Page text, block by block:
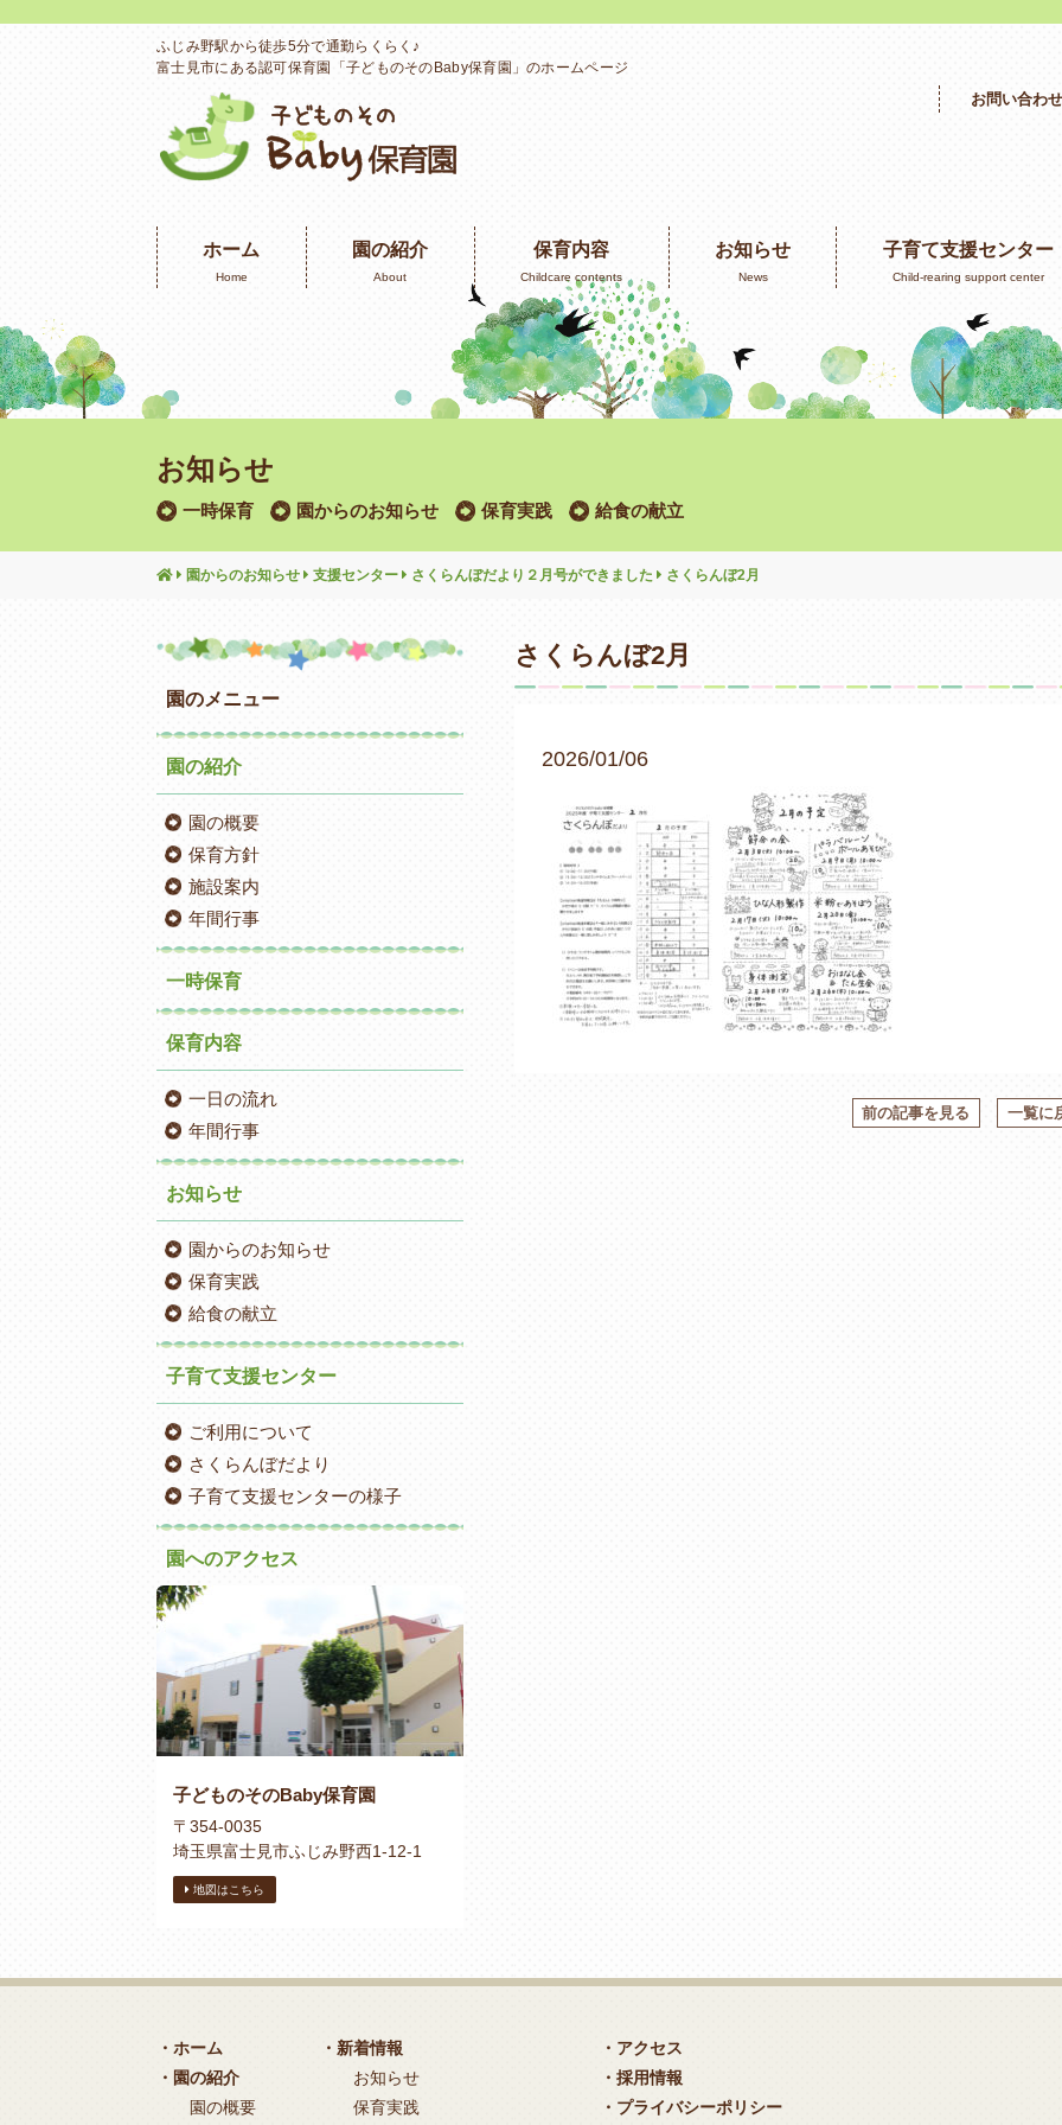
ふじみ野駅から徒歩5分で通勤らくらく♪
富士見市にある認可保育園「子どものそのBaby保育園」のホームページ
お問い合わせ
ホーム
Home
園の紹介
About
保育内容
Childcare contents
お知らせ
News
子育て支援センター
Child-rearing support center
お知らせ
一時保育 園からのお知らせ 保育実践 給食の献立
園からのお知らせ 支援センター さくらんぼだより２月号ができました さくらんぼ2月
さくらんぼ2月
2026/01/06
前の記事を見る 一覧に
園のメニュー
園の紹介
園の概要
保育方針
施設案内
年間行事
一時保育
保育内容
一日の流れ
年間行事
お知らせ
園からのお知らせ
保育実践
給食の献立
子育て支援センター
ご利用について
さくらんぼだより
子育て支援センターの様子
園へのアクセス
子どものそのBaby保育園
〒354-0035
埼玉県富士見市ふじみ野西1-12-1
地図はこちら
・ホーム
・園の紹介
園の概要
・新着情報
お知らせ
保育実践
・アクセス
・採用情報
・プライバシーポリシー